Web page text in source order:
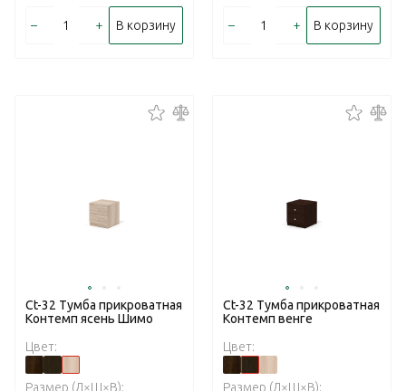
– + В корзину – + В корзину
Ct-32 Тумба прикроватная
Контемп ясень Шимо
Цвет:
Размер (Д×Ш×В):
Ct-32 Тумба прикроватная
Контемп венге
Цвет:
Размер (Д×Ш×В):